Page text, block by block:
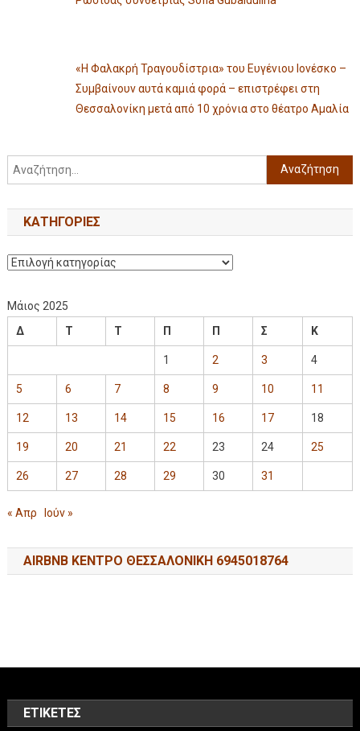
«Η Φαλακρή Τραγουδίστρια» του Ευγένιου Ιονέσκο –
Συμβαίνουν αυτά καμιά φορά – επιστρέφει στη
Θεσσαλονίκη μετά από 10 χρόνια στο θέατρο Αμαλία
KΑΤΗΓΟΡΊΕΣ
Μάιος 2025
Δ
Τ Τ Π Π Σ Κ
1 2 3 4
5 6 7 8 9 10 11
12 13 14 15 16 17 18
19 20 21 22 23 24 25
26 27 28 29 30 31
« Απρ Ιούν »
AIRBNB ΚΕΝΤΡΟ ΘΕΣΣΑΛΟΝΙΚΗ 6945018764
ΕΤΙΚΈΤΕΣ